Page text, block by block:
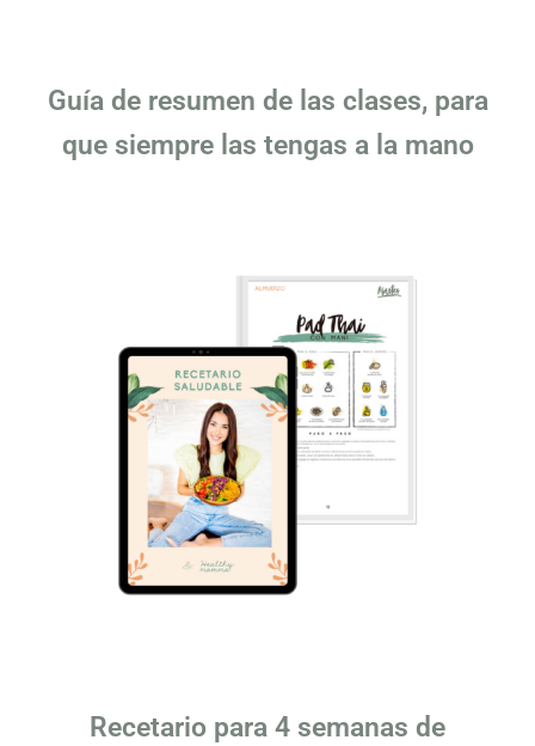
Guía de resumen de las clases, para
que siempre las tengas a la mano
Recetario para 4 semanas de